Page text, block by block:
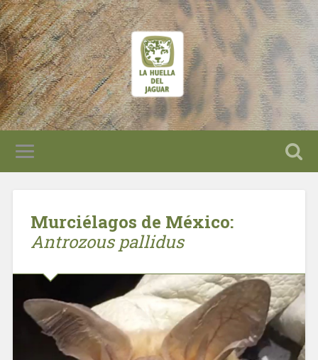
Murciélagos de México:
Antrozous pallidus